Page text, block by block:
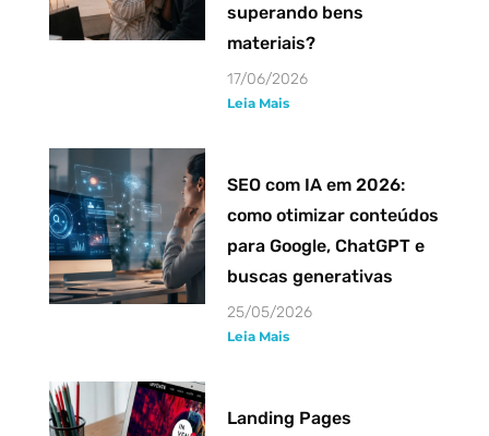
superando bens
materiais?
17/06/2026
Leia Mais
SEO com IA em 2026:
como otimizar conteúdos
para Google, ChatGPT e
buscas generativas
25/05/2026
Leia Mais
Landing Pages